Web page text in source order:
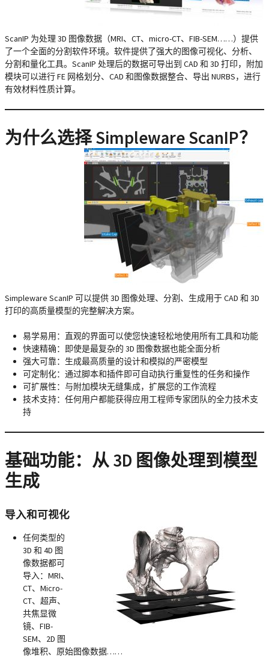
ScanIP 为处理 3D 图像数据（MRI、CT、micro-CT、FIB-SEM……）提供
了一个全面的分割软件环境。软件提供了强大的图像可视化、分析、
分割和量化工具。ScanIP 处理后的数据可导出到 CAD 和 3D 打印，附加
模块可以进行 FE 网格划分、CAD 和图像数据整合、导出 NURBS，进行
有效材料性质计算。
为什么选择 Simpleware ScanIP？
Simpleware ScanIP 可以提供 3D 图像处理、分割、生成用于 CAD 和 3D
打印的高质量模型的完整解决方案。
易学易用：直观的界面可以使您快速轻松地使用所有工具和功能
快速精确：即使是最复杂的 3D 图像数据也能全面分析
强大可靠：生成最高质量的设计和模拟的严密模型
可定制化：通过脚本和插件即可自动执行重复性的任务和操作
可扩展性：与附加模块无缝集成，扩展您的工作流程
技术支持：任何用户都能获得应用工程师专家团队的全力技术支
持
基础功能：从 3D 图像处理到模型
生成
导入和可视化
任何类型的
3D 和 4D 图
像数据都可
导入：MRI、
CT、Micro-
CT、超声、
共焦显微
镜、FIB-
SEM、2D 图
像堆积、原始图像数据……